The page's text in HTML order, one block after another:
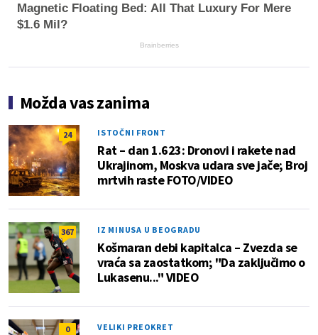
Magnetic Floating Bed: All That Luxury For Mere
$1.6 Mil?
Brainberries
Možda vas zanima
24 ISTOČNI FRONT
Rat – dan 1.623: Dronovi i rakete nad
Ukrajinom, Moskva udara sve jače; Broj
mrtvih raste FOTO/VIDEO
367 IZ MINUSA U BEOGRADU
Košmaran debi kapitalca – Zvezda se
vraća sa zaostatkom; "Da zaključimo o
Lukasenu..." VIDEO
0 VELIKI PREOKRET